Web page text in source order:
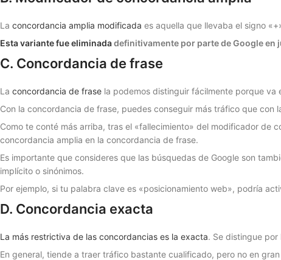
La concordancia amplia modificada es aquella que llevaba el signo
Esta variante fue eliminadadefinitivamente por parte de Google en
C. Concordancia de frase
La concordancia de frase la podemos distinguir fácilmente porque va
Con la concordancia de frase, puedes conseguir más tráfico que
Como te conté más arriba, tras el «fallecimiento» del modificador de
concordancia amplia en la concordancia de frase.
Es importante que consideres que las búsquedas de Google son
implícito o sinónimos.
Por ejemplo, si tu palabra clave es «posicionamiento web», podría
D. Concordancia exacta
La más restrictiva de las concordancias es la exacta. Se distingue
En general, tiende a traer tráfico bastante cualificado, pero no en